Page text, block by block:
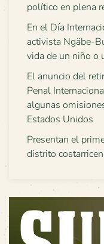
político en plena
En el Día
activista Ngäbe-
vida de un niño o
El anuncio del
Penal
algunas
Estados Unidos
Presentan el
distrito